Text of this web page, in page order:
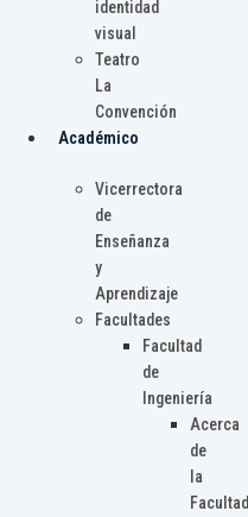
identidad
visual
Teatro
La
Convención
Académico
Vicerrectora
de
Enseñanza
y
Aprendizaje
Facultades
Facultad
de
Ingeniería
Acerca
de
la
Facultad